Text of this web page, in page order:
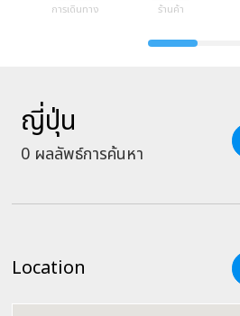
การเดินทาง ร้านค้า
ญี่ปุ่น
0 ผลลัพธ์การค้นหา
Location